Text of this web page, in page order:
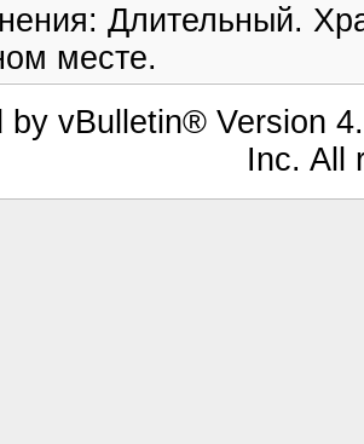
Длительный.
месте.
by vBulletin® Version
Inc. All